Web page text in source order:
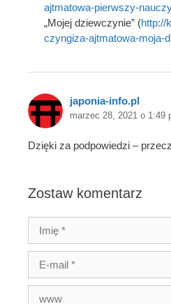
ajtmatowa-pierwszy-
„Mojej dziewczynie” (http://
czyngiza-ajtmatowa-moja-
japonia-info.pl
marzec 28, 2021 o 1:49
Dzięki za podpowiedzi –
Zostaw komentarz